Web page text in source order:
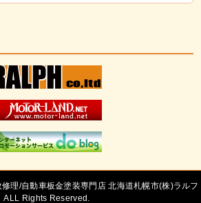
理/自動車板金塗装専門店 北海道札幌市(株)ラルフ
ALL Rights Reserved.